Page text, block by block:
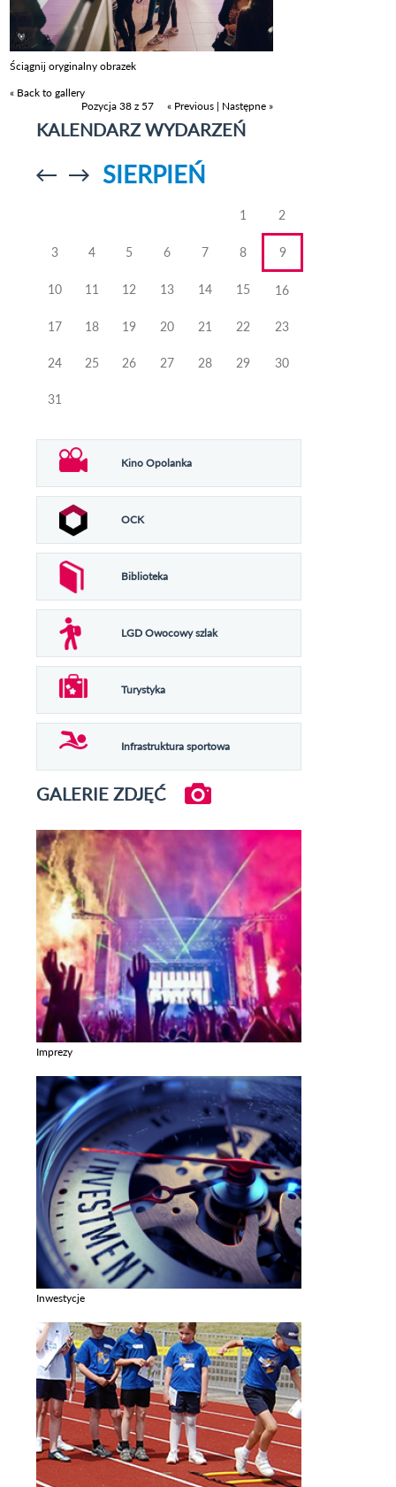
Ściągnij oryginalny obrazek
« Back to gallery
Pozycja 38 z 57
« Previous | Następne »
KALENDARZ WYDARZEŃ
Przejdź doPrzejdź do
SIERPIEŃ
1 2
3 4 5 6 7 8 9
10 11 12 13 14 15 16
17 18 19 20 21 22 23
24 25 26 27 28 29 30
31
Kino Opolanka
OCK
Biblioteka
LGD Owocowy szlak
Turystyka
Infrastruktura sportowa
GALERIE ZDJĘĆ
Imprezy
Inwestycje